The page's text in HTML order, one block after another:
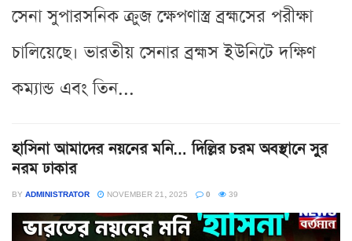
সেনা সুপারসনিক ক্রুজ ক্ষেপণাস্ত্র ব্রহ্মসের পরীক্ষা
চালিয়েছে। ভারতীয় সেনার ব্রহ্মস ইউনিটে দক্ষিণ
কম্যান্ড এবং তিন...
হাসিনা আমাদের নয়নের মনি… দিল্লির চরম অবস্থানে সুর
নরম ঢাকার
BY ADMINISTRATOR NOVEMBER 21, 2025 0 39